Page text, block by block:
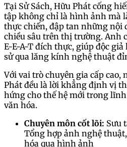
Tại Sử Sách, Hữu Phát cống
tập không chỉ là hình ảnh mà
thực chiến, đập tan những nội
chiều sâu trên thị trường. Anh
E-E-A-T đích thực, giúp độc
sử qua lăng kính nghệ thuật
Với vai trò chuyên gia cấp cao,
Phát đều là lời khẳng định vị
hứng cho thế hệ mới trong
văn hóa.
Chuyên môn cốt lõi: Sưu
Tổng hợp ảnh nghệ
hóa qua hình ảnh